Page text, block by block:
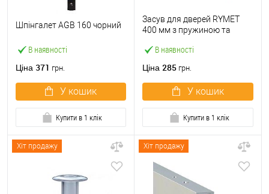
В наявності
Шпінгалет AGB 160 чорний
Ціна 371 грн.
У кошик
Купити в 1 клік
В наявності
Засув для дверей RYMET
400 мм з пружиною та
Ціна 285 грн.
У кошик
Купити в 1 клік
Хіт продажу Хіт продажу